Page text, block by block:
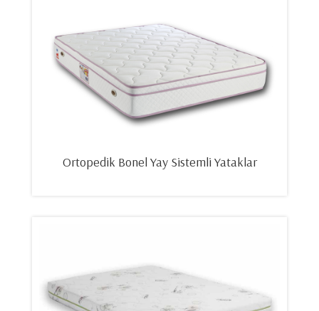
Ortopedik Bonel Yay Sistemli Yataklar